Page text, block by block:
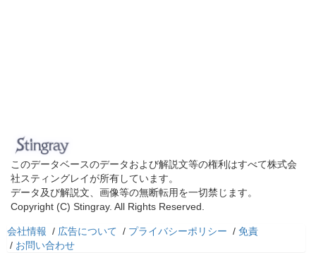
このデータベースのデータおよび解説文等の権利はすべて株式会
社スティングレイが所有しています。
データ及び解説文、画像等の無断転用を一切禁じます。
Copyright (C) Stingray. All Rights Reserved.
会社情報 / 広告について / プライバシーポリシー / 免責
/ お問い合わせ